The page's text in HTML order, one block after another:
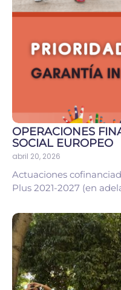
OPERACIONES
SOCIAL EUROPEO
abril 20, 2026
Actuaciones
Plus 2021-2027 (en